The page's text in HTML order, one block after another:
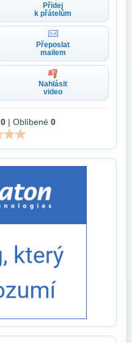
Přidej
k přátelům
Přeposlat
mailem
Nahlásit
video
0 | Oblíbené 0